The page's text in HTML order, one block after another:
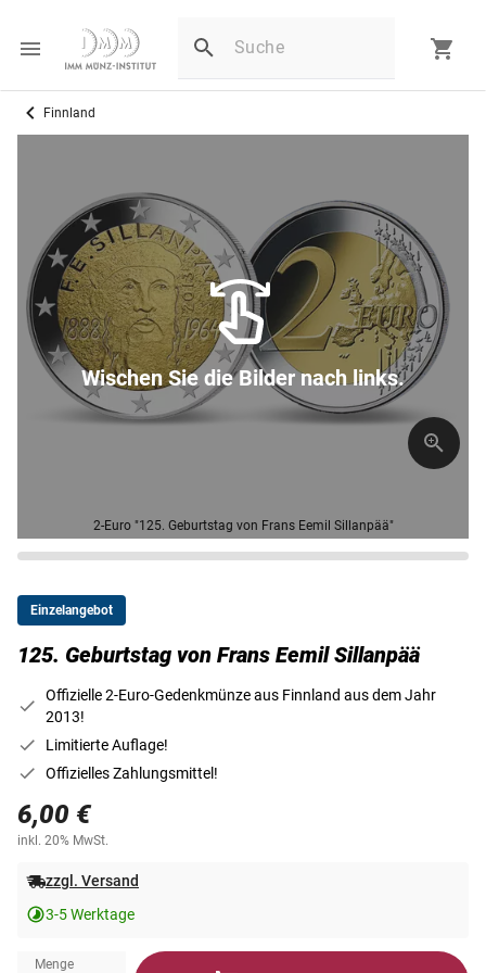
Finnland
2-Euro "125. Geburtstag von Frans Eemil Sillanpää"
Wischen Sie die Bilder nach links.
Einzelangebot
125. Geburtstag von Frans Eemil Sillanpää
Offizielle 2-Euro-Gedenkmünze aus Finnland aus dem Jahr
2013!
Limitierte Auflage!
Offizielles Zahlungsmittel!
6,00 €
inkl. 20% MwSt.
zzgl. Versand
3-5 Werktage
Menge